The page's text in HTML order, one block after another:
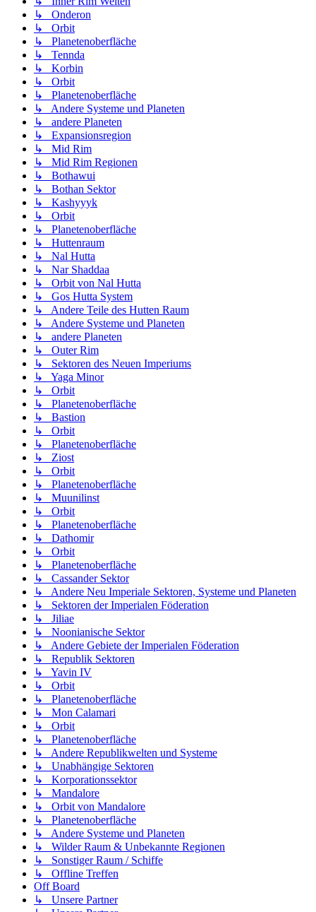
↳ Onderon
↳ Orbit
↳ Planetenoberfläche
↳ Tennda
↳ Korbin
↳ Orbit
↳ Planetenoberfläche
↳ Andere Systeme und Planeten
↳ andere Planeten
↳ Expansionsregion
↳ Mid Rim
↳ Mid Rim Regionen
↳ Bothawui
↳ Bothan Sektor
↳ Kashyyyk
↳ Orbit
↳ Planetenoberfläche
↳ Huttenraum
↳ Nal Hutta
↳ Nar Shaddaa
↳ Orbit von Nal Hutta
↳ Gos Hutta System
↳ Andere Teile des Hutten Raum
↳ Andere Systeme und Planeten
↳ andere Planeten
↳ Outer Rim
↳ Sektoren des Neuen Imperiums
↳ Yaga Minor
↳ Orbit
↳ Planetenoberfläche
↳ Bastion
↳ Orbit
↳ Planetenoberfläche
↳ Ziost
↳ Orbit
↳ Planetenoberfläche
↳ Muunilinst
↳ Orbit
↳ Planetenoberfläche
↳ Dathomir
↳ Orbit
↳ Planetenoberfläche
↳ Cassander Sektor
↳ Andere Neu Imperiale Sektoren, Systeme und Planeten
↳ Sektoren der Imperialen Föderation
↳ Jiliae
↳ Noonianische Sektor
↳ Andere Gebiete der Imperialen Föderation
↳ Republik Sektoren
↳ Yavin IV
↳ Orbit
↳ Planetenoberfläche
↳ Mon Calamari
↳ Orbit
↳ Planetenoberfläche
↳ Andere Republikwelten und Systeme
↳ Unabhängige Sektoren
↳ Korporationssektor
↳ Mandalore
↳ Orbit von Mandalore
↳ Planetenoberfläche
↳ Andere Systeme und Planeten
↳ Wilder Raum & Unbekannte Regionen
↳ Sonstiger Raum / Schiffe
↳ Offline Treffen
Off Board
↳ Unsere Partner